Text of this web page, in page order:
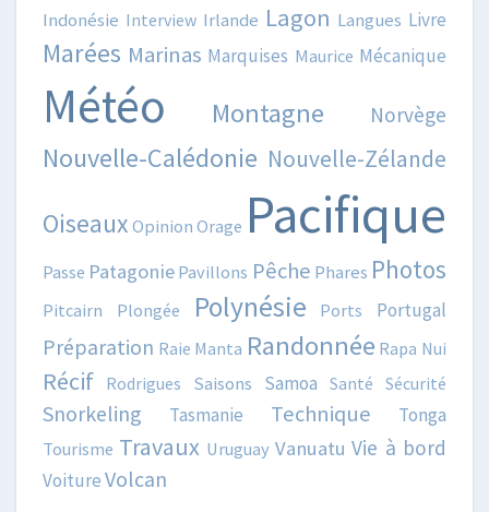
Indonésie Interview Irlande Lagon Langues Livre
Marées Marinas Marquises Maurice Mécanique
Météo Montagne Norvège
Nouvelle-Calédonie Nouvelle-Zélande
Oiseaux Opinion Orage Pacifique
Passe Patagonie Pavillons Pêche Phares Photos
Pitcairn Plongée Polynésie Ports Portugal
Préparation Raie Manta Randonnée Rapa Nui
Récif Rodrigues Saisons Samoa Santé Sécurité
Snorkeling Tasmanie Technique Tonga
Tourisme Travaux Uruguay Vanuatu Vie à bord
VoitureVolcan